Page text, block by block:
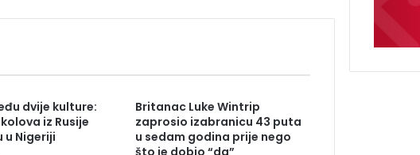
dvije kulture:
iz Rusije
u Nigeriji
Britanac Luke Wintrip
zaprosio izabranicu 43 puta
u sedam godina prije nego
što je dobio “da”